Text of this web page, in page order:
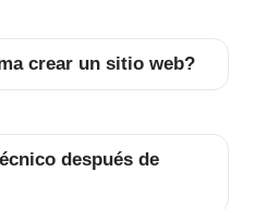
crear un sitio web?
después de